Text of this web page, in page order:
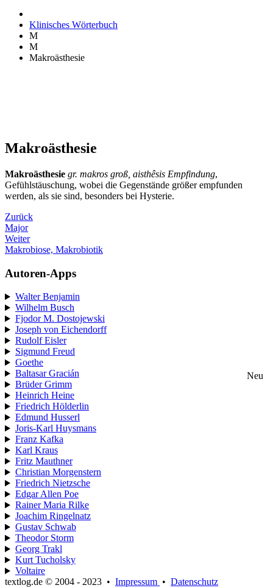
Klinisches Wörterbuch
M
M
Makroästhesie
Makroästhesie
Makroästhesie gr. makros groß, aisthêsis Empfindung,
Gefühlstäuschung, wobei die Gegenstände größer empfunden
werden, als sie sind, besonders bei Hysterie.
Zurück
Major
Weiter
Makrobiose, Makrobiotik
Autoren-Apps
Walter Benjamin
Wilhelm Busch
Fjodor M. Dostojewski
Joseph von Eichendorff
Rudolf Eisler
Sigmund Freud
Goethe
Baltasar Gracián
Neu
Brüder Grimm
Heinrich Heine
Friedrich Hölderlin
Edmund Husserl
Joris-Karl Huysmans
Franz Kafka
Karl Kraus
Fritz Mauthner
Christian Morgenstern
Friedrich Nietzsche
Edgar Allen Poe
Rainer Maria Rilke
Joachim Ringelnatz
Gustav Schwab
Theodor Storm
Georg Trakl
Kurt Tucholsky
Voltaire
textlog.de © 2004 - 2023 • Impressum • Datenschutz